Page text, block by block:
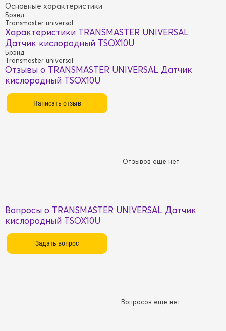
Основные характеристики
Брэнд
Transmaster universal
Характеристики TRANSMASTER UNIVERSAL
Датчик кислородный TSOX10U
Брэнд
Transmaster universal
Отзывы о TRANSMASTER UNIVERSAL Датчик
кислородный TSOX10U
Отзывов ещё нет
Вопросы о TRANSMASTER UNIVERSAL Датчик
кислородный TSOX10U
Вопросов ещё нет